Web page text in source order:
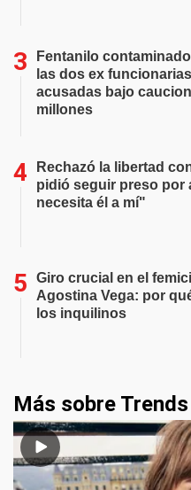
Fentanilo
las dos ex
acusadas bajo
millones
Rechazó la libertad
pidió seguir preso por
necesita él a mí"
Giro crucial en el
Agostina Vega: por
los inquilinos
Más sobre Trends